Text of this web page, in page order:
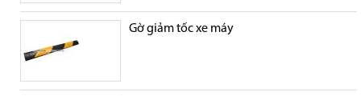
Gờ giảm tốc xe máy